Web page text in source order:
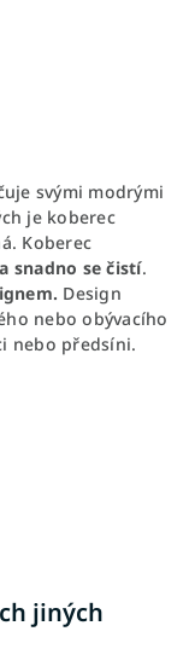
svými modrými
je koberec
Koberec
snadno se čistí.
Design
nebo obývacího
nebo předsíni.
jiných